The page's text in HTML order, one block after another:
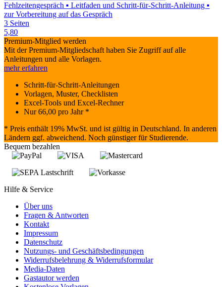
Fehlzeitengespräch ▪ Leitfaden und Schritt-für-Schritt-Anleitung ▪
zur Vorbereitung auf das Gespräch
3 Seiten
5,80
Premium-Mitglied werden
Mit der Premium-Mitgliedschaft haben Sie Zugriff auf alle
Anleitungen und alle Vorlagen.
mehr erfahren
Schritt-für-Schritt-Anleitungen
Vorlagen, Muster, Checklisten
Excel-Tools und Excel-Rechner
Nur66,00 pro Jahr *
* Preis enthält 19% MwSt. und ist gültig in Deutschland. In anderen
Ländern ggf. abweichend. Noch günstiger für Studierende.
Bequem bezahlen
Hilfe & Service
Über uns
Fragen & Antworten
Kontakt
Impressum
Datenschutz
Nutzungs- und Geschäftsbedingungen
Widerrufsbelehrung & Widerrufsformular
Media-Daten
Gastautor werden